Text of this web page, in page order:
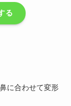
る
に合わせて変形